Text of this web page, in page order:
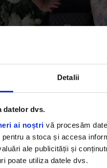
Detalii
datelor dvs.
ai noștri vă procesăm
a stoca și accesa
ale publicității și
poate utiliza datele dvs.